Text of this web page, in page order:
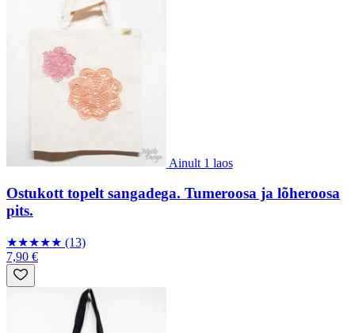
Ainult 1 laos
Ostukott topelt sangadega. Tumeroosa ja lõheroosa
pits.
★★★★★ (13)
7,90 €